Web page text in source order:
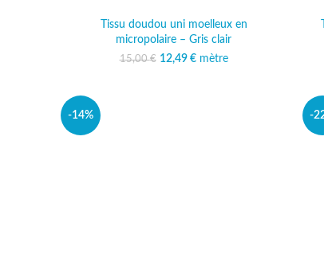
Tissu doudou uni moelleux en
micropolaire – Gris clair
15,00€
Le prix initial était :
12,49 € Le prix actuel est :
mètre
-14% -